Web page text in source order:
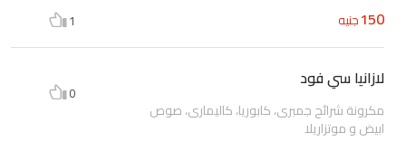
150جنيه 1
لازانيا سي فود
مكرونة شرائح جمبرى، كابوريا، كاليمارى، صوص
ابيض و موتزاريلا
0